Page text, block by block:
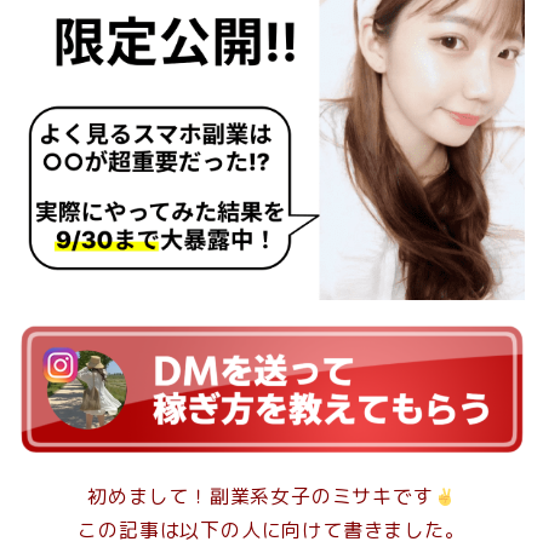
初めまして！副業系女子のミサキです
この記事は以下の人に向けて書きました。